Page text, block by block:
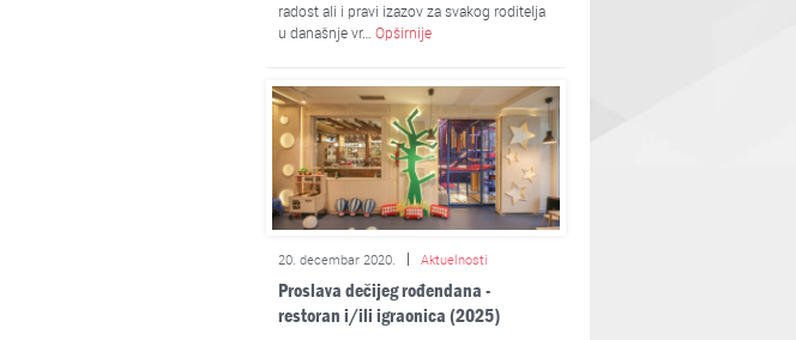
radost ali i pravi izazov za svakog roditelja
u današnje vr… Opširnije
20. decembar 2020. Aktuelnosti
Proslava dečijeg rođendana -
restoran i/ili igraonica (2025)